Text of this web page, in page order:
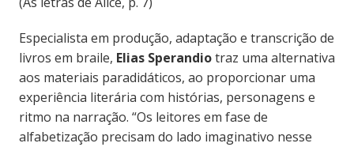
Especialista em produção, adaptação e transcrição de
livros em braile, Elias Sperandiotraz uma alternativa
aos materiais paradidáticos, ao proporcionar uma
experiência literária com histórias, personagens e
ritmo na narração. “Os leitores em fase de
alfabetização precisam do lado imaginativo nesse